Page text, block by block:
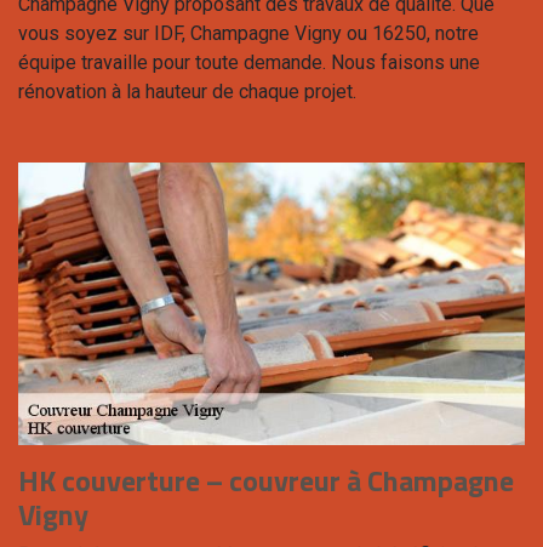
Champagne Vigny proposant des travaux de qualité. Que
vous soyez sur IDF, Champagne Vigny ou 16250, notre
équipe travaille pour toute demande. Nous faisons une
rénovation à la hauteur de chaque projet.
HK couverture – couvreur à Champagne
Vigny